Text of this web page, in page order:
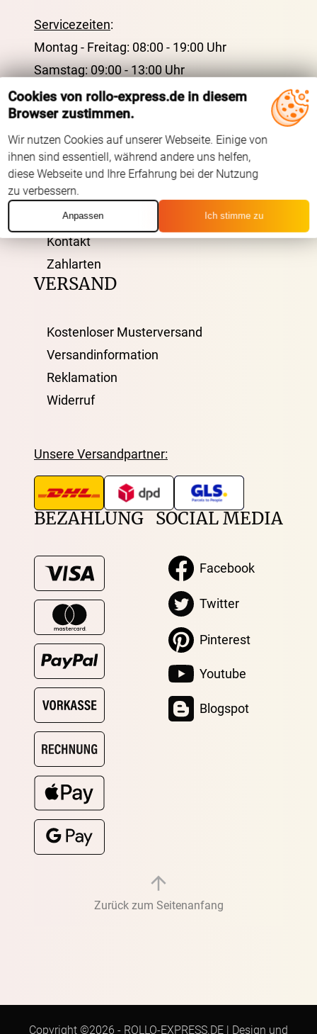
Cookies von rollo-express.de in diesem
Browser zustimmen.
Wir nutzen Cookies auf unserer Webseite. Einige von
ihnen sind essentiell, während andere uns helfen,
diese Webseite und Ihre Erfahrung bei der Nutzung
zu verbessern.
Anpassen Ich stimme zu
Servicezeiten:
Montag - Freitag: 08:00 - 19:00 Uhr
Samstag: 09:00 - 13:00 Uhr
ÜBER UNS
AGB
Impressum
Datenschutz
FAQ
Kontakt
Zahlarten
VERSAND
Kostenloser Musterversand
Versandinformation
Reklamation
Widerruf
Unsere Versandpartner:
BEZAHLUNG SOCIAL MEDIA
Facebook
Twitter
Pinterest
Youtube
Blogspot
Zurück zum Seitenanfang
Copyright ©2026 - ROLLO-EXPRESS.DE | Design und